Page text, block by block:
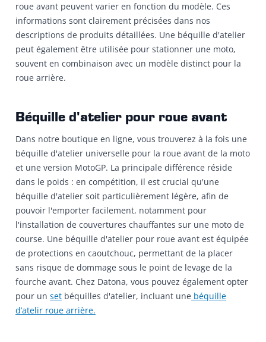
roue avant peuvent varier en fonction du modèle. Ces
informations sont clairement précisées dans nos
descriptions de produits détaillées. Une béquille d'atelier
peut également être utilisée pour stationner une moto,
souvent en combinaison avec un modèle distinct pour la
roue arrière.
Béquille d'atelier pour roue avant
Dans notre boutique en ligne, vous trouverez à la fois une
béquille d'atelier universelle pour la roue avant de la moto
et une version MotoGP. La principale différence réside
dans le poids : en compétition, il est crucial qu'une
béquille d'atelier soit particulièrement légère, afin de
pouvoir l'emporter facilement, notamment pour
l'installation de couvertures chauffantes sur une moto de
course. Une béquille d'atelier pour roue avant est équipée
de protections en caoutchouc, permettant de la placer
sans risque de dommage sous le point de levage de la
fourche avant. Chez Datona, vous pouvez également opter
pour un set béquilles d'atelier, incluant une béquille
d’atelir roue arrière.